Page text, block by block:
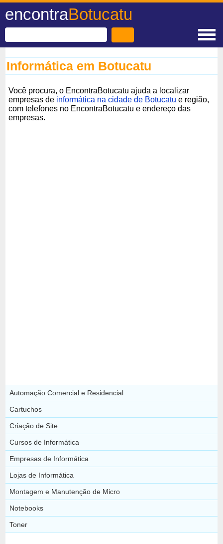
encontraBotucatu
Informática em Botucatu
Você procura, o EncontraBotucatu ajuda a localizar
empresas de informática na cidade de Botucatu e região,
com telefones no EncontraBotucatu e endereço das
empresas.
Automação Comercial e Residencial
Cartuchos
Criação de Site
Cursos de Informática
Empresas de Informática
Lojas de Informática
Montagem e Manutenção de Micro
Notebooks
Toner